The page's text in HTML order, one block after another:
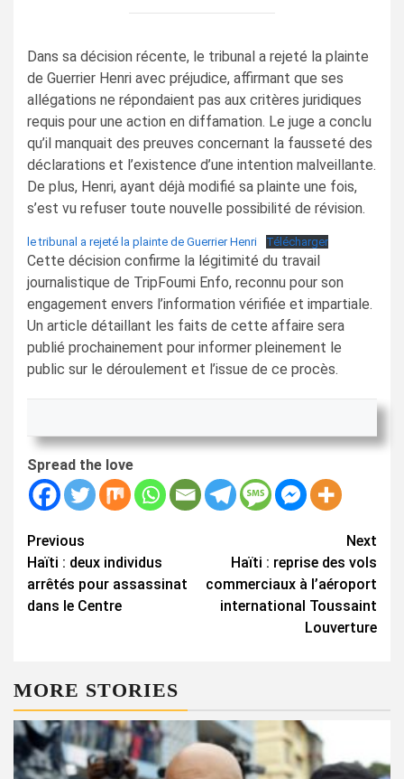
Dans sa décision récente, le tribunal a rejeté la plainte
de Guerrier Henri avec préjudice, affirmant que ses
allégations ne répondaient pas aux critères juridiques
requis pour une action en diffamation. Le juge a conclu
qu’il manquait des preuves concernant la fausseté des
déclarations et l’existence d’une intention malveillante.
De plus, Henri, ayant déjà modifié sa plainte une fois,
s’est vu refuser toute nouvelle possibilité de révision.
le tribunal a rejeté la plainte de Guerrier Henri Télécharger
Cette décision confirme la légitimité du travail
journalistique de TripFoumi Enfo, reconnu pour son
engagement envers l’information vérifiée et impartiale.
Un article détaillant les faits de cette affaire sera
publié prochainement pour informer pleinement le
public sur le déroulement et l’issue de ce procès.
Spread the love
Continue
Reading
Previous
Haïti : deux individus
arrêtés pour assassinat
dans le Centre
Next
Haïti : reprise des vols
commerciaux à l’aéroport
international Toussaint
Louverture
MORE STORIES